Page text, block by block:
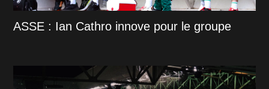
ASSE : Ian Cathro innove pour le groupe